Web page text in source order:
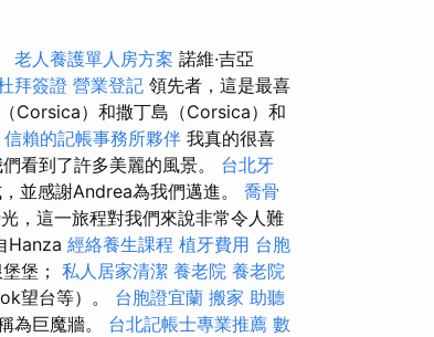
老人養護單人房方案 諾維·吉亞
拜簽證 營業登記 領先者，這是最喜
Corsica）和撒丁島（Corsica）和
信賴的記帳事務所夥伴 我真的很喜
看到了許多美麗的風景。 台北牙
並感謝Andrea為我們邁進。 喬骨
，這一旅程對我們來說非常令人難
Hanza 經絡養生課程 植牙費用 台胞
堡； 私人居家清潔 養老院 養老院
望台等）。 台胞證宜蘭 搬家 助聽
為巨魔牆。 台北記帳士專業推薦 數